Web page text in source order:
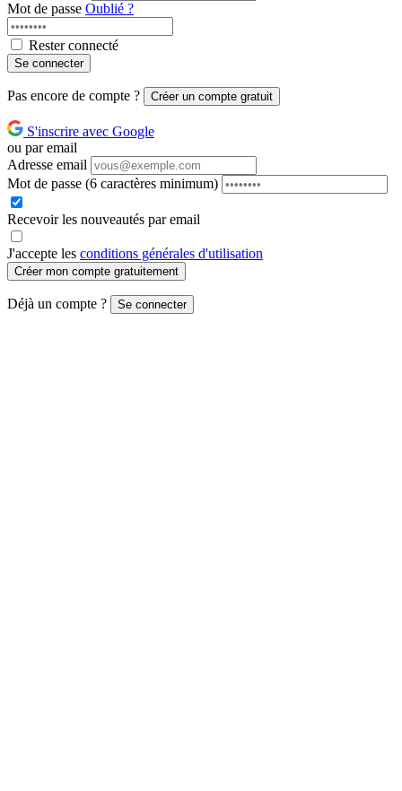
Mot de passe Oublié ?
Rester connecté
Se connecter
Pas encore de compte ? Créer un compte gratuit
S'inscrire avec Google
ou par email
Adresse email
Mot de passe (6 caractères minimum)
Recevoir les nouveautés par email
J'accepte les conditions générales d'utilisation
Créer mon compte gratuitement
Déjà un compte ? Se connecter